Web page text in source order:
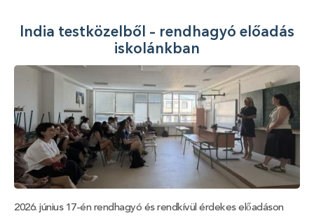
vezetésével betekinthettünk a kastély múltjába. Sok érdekes
információt hallottunk a kastély történetéről, az egykori lakóiról
kastélyparkban lakó pávát és megcsodálhattuk az egyedi
terebélyes gingko biloba fát. A kastély restaurált termei és
különleges hangulata, a márvány és Esterházy-parketta elemek,
fotók, festmények és az érdekes információk mindannyiunkat
lenyűgöztek. Ezt követően a Levandéria levendulásba
látogattunk el, ahol megismerkedtünk egy családi vállalkozás
mindennapjaival. Megtudtuk, hogyan termesztik a levendulát,
milyen termékeket készítenek belőle, és mennyi munka
India testközelből – rendhagyó előadás
iskolánkban
2026. június 17-én rendhagyó és rendkívül érdekes előadáson